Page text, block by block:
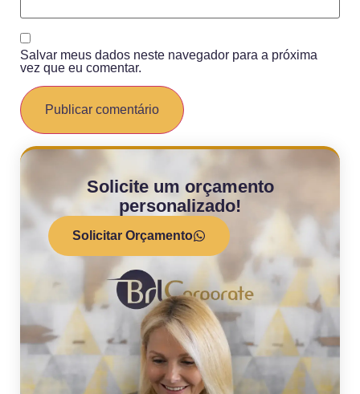
Salvar meus dados neste navegador para a próxima
vez que eu comentar.
Solicite um orçamento
personalizado!
Solicitar Orçamento